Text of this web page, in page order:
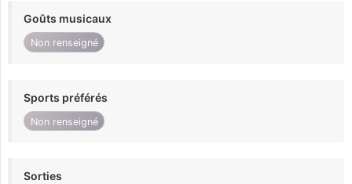
Goûts musicaux
Non renseigné
Sports préférés
Non renseigné
Sorties